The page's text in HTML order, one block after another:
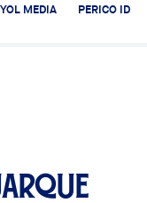
MEDIA PERICO ID